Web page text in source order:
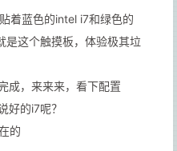
着蓝色的intel i7和绿色的
是这个触摸板，体验极其垃
成，来来来，看下配置
好的i7呢？
的